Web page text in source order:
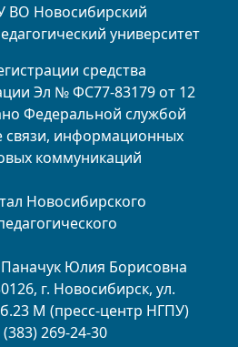
ВО Новосибирский
университет
средства
Эл № ФС77-83179 от 12
Федеральной службой
связи, информационных
коммуникаций
Новосибирского
Юлия Борисовна
г. Новосибирск, ул.
М (пресс-центр НГПУ)
269-24-30